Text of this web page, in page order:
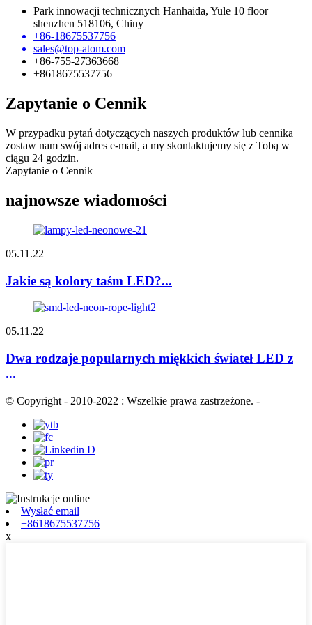
Park innowacji technicznych Hanhaida, Yule 10 floor
shenzhen 518106, Chiny
+86-18675537756
sales@top-atom.com
+86-755-27363668
+8618675537756
Zapytanie o Cennik
W przypadku pytań dotyczących naszych produktów lub cennika
zostaw nam swój adres e-mail, a my skontaktujemy się z Tobą w
ciągu 24 godzin.
Zapytanie o Cennik
najnowsze wiadomości
05.11.22
Jakie są kolory taśm LED?...
05.11.22
Dwa rodzaje popularnych miękkich świateł LED z
...
© Copyright - 2010-2022 : Wszelkie prawa zastrzeżone. -
Wysłać email
+8618675537756
x